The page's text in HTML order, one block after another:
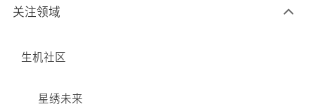
关注领域
生机社区
星绣未来